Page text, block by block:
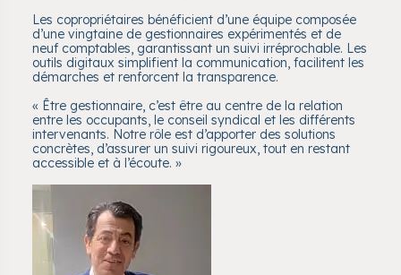
Les copropriétaires bénéficient d’une équipe composée
d’une vingtaine de gestionnaires expérimentés et de
neuf comptables, garantissant un suivi irréprochable. Les
outils digitaux simplifient la communication, facilitent les
démarches et renforcent la transparence.
« Être gestionnaire, c’est être au centre de la relation
entre les occupants, le conseil syndical et les différents
intervenants. Notre rôle est d’apporter des solutions
concrètes, d’assurer un suivi rigoureux, tout en restant
accessible et à l’écoute. »